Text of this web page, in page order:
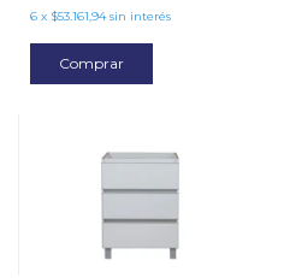
6 x $53.161,94 sin interés
Comprar